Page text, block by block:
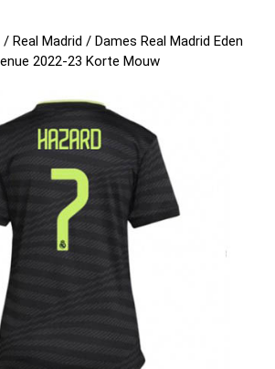
/Real Madrid / Dames Real Madrid Eden
2022-23 Korte Mouw